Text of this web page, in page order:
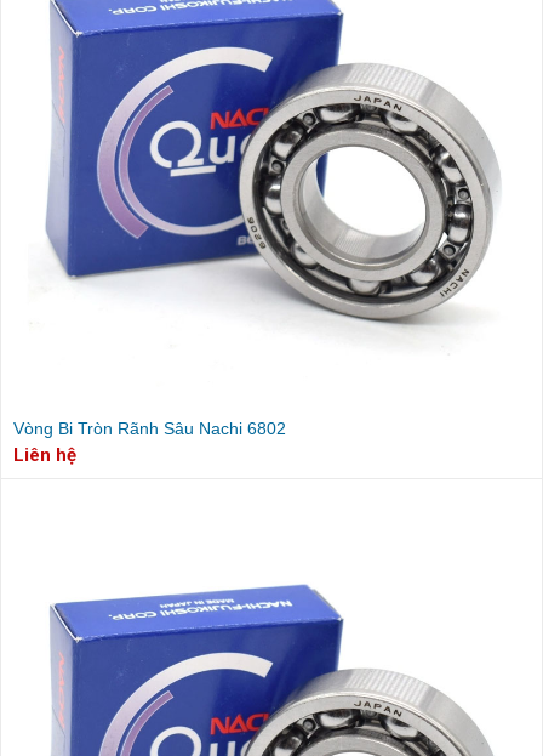
Vòng Bi Tròn Rãnh Sâu Nachi 6802
Liên hệ